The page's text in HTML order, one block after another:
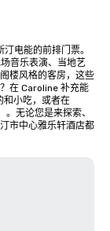
电能的前排门票。
音乐表演、当地艺
楼风格的客房，这些
在 Caroline 补充能
和小吃，或者在
无论您是来探索、
市中心雅乐轩酒店都